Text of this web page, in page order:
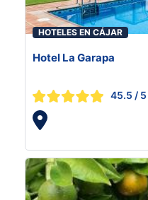
HOTELES EN CÁJAR
Hotel La Garapa
45.5 / 5